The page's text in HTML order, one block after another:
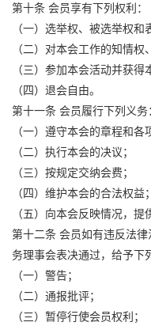
第十条 会员享有下列权利：
（一）选举权、被选举权和
（二）对本会工作的知情权
（三）参加本会活动并获得
（四）退会自由。
第十一条 会员履行下列义务
（一）遵守本会的章程和各
（二）执行本会的决议；
（三）按规定交纳会费；
（四）维护本会的合法权益；
（五）向本会反映情况，提
第十二条 会员如有违反法
务理事会表决通过，给予下
（一）警告；
（二）通报批评；
（三）暂停行使会员权利；